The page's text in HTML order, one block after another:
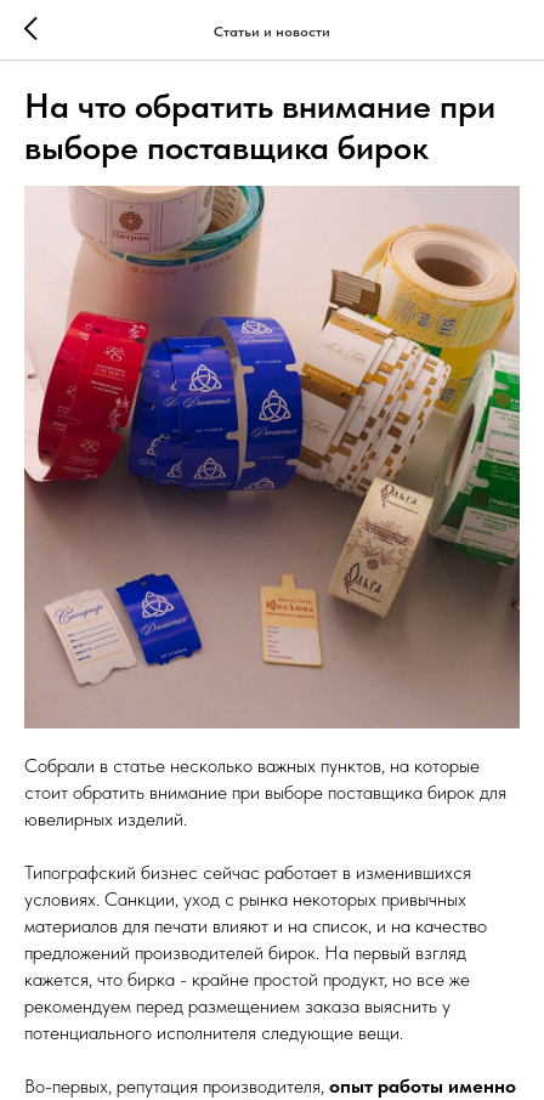
Статьи и новости
На что обратить внимание при
выборе поставщика бирок
Собрали в статье несколько важных пунктов, на которые
стоит обратить внимание при выборе поставщика бирок для
ювелирных изделий.
Типографский бизнес сейчас работает в изменившихся
условиях. Санкции, уход с рынка некоторых привычных
материалов для печати влияют и на список, и на качество
предложений производителей бирок. На первый взгляд
кажется, что бирка - крайне простой продукт, но все же
рекомендуем перед размещением заказа выяснить у
потенциального исполнителя следующие вещи.
Во-первых, репутация производителя, опыт работы именно